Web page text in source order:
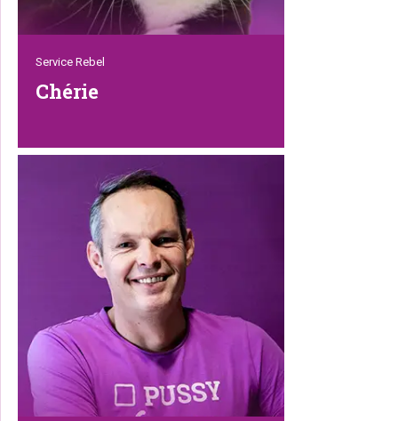
Service Rebel
Chérie
je Petrebels belt, mailt of de showroom
bezoekt. Al voordat je de deurklink van
onze showroom vastpakt, staat ze al
klaar met een lach en een kop koffie.
Deze rasechte kattenliefhebber is zelfs
in ons magazijn te vinden. Daar zorgt ze
er voor dat de juiste reserveonderdelen
op het juiste adres terecht komen.